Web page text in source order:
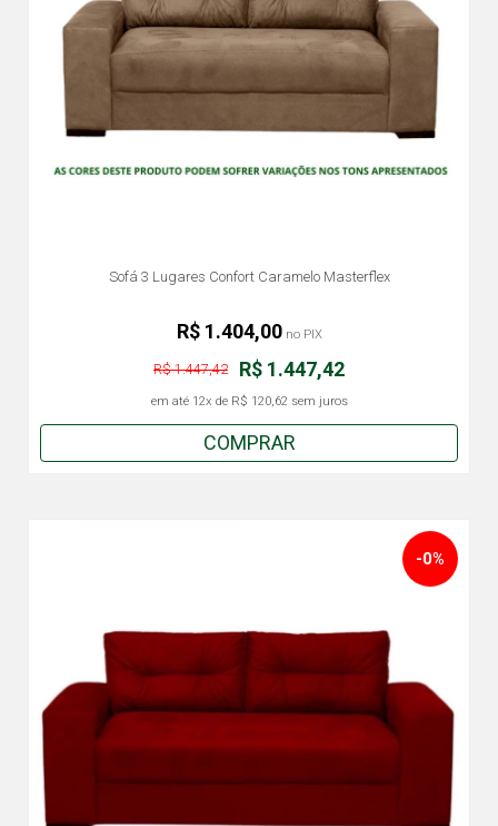
Sofá 3 Lugares Confort Caramelo Masterflex
R$ 1.447,42
R$ 1.447,42
em até 12x de R$ 120,62sem juros
R$ 1.404,00no PIX
COMPRAR
-0%